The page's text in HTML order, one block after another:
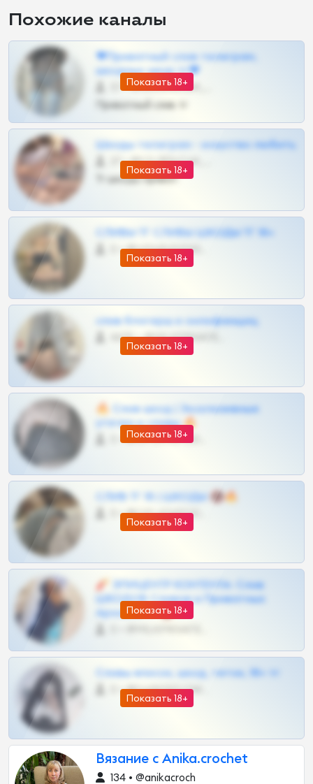
Похожие каналы
Показать 18+
❤Приватный слив телеграм,
шкодных шкур тг❤
57 •
Приватный слив тг
Показать 18+
Шкоды телеграм - искуство любить
27 •
Тг шкоды приват
Показать 18+
СЛИВЫ ТГ СЛИВЫ ШКОДЫ ТГ 18+
0 •
Показать 18+
слив блогерш и онлифанщиц
4675 •
Показать 18+
🔥 Слив шкод | Эксклюзивные
утечки и сливы 🔥
0 •
Показать 18+
СЛИВ ТГ 18 | ШКОДЫ 🔞🔥
0 •
Показать 18+
🧨 ЭПИЦЕНТР КОНТЕНТА: Слив
ШКОДОВ Сливов и Приватных
Архивов ТГ 🔞💎
Показать 18+
Сливы вписок, шкод, теток, 18+ тг
0 •
Вязание с Anika.crochet
134 • @anikacroch